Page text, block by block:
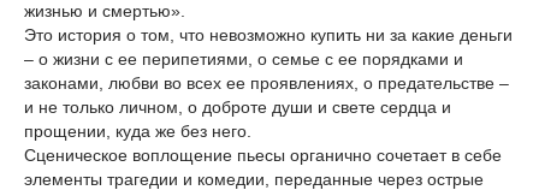
жизнью и смертью».
Это история о том, что невозможно купить ни за какие деньги
– о жизни с ее перипетиями, о семье с ее порядками и
законами, любви во всех ее проявлениях, о предательстве –
и не только личном, о доброте души и свете сердца и
прощении, куда же без него.
Сценическое воплощение пьесы органично сочетает в себе
элементы трагедии и комедии, переданные через острые